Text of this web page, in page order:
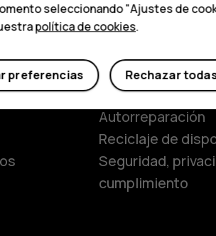
Teléfonos
Planet and
Sostenibilidad
Autorreparación
Reciclaje de
Seguridad,
cumplimiento
seleccionando "Ajustes de
política de cookies.
Rechazar
preferencias